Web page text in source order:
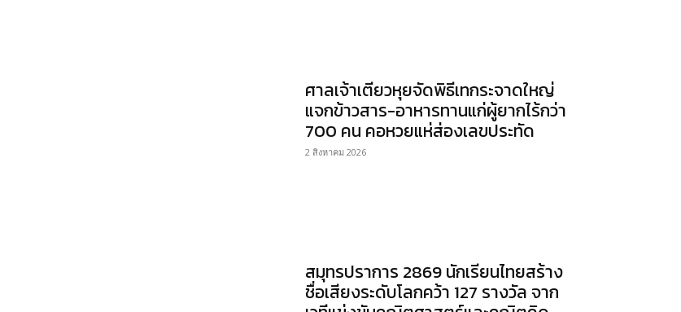
ศาลเจ้าเตียวหุยจัดพิธีเทกระจาดใหญ่
แจกข้าวสาร-อาหารทานแก่ผู้ยากไร้กว่า
700 คน คอหวยแห่ส่องเลขประทัด
2 สิงหาคม 2026
สมุทรปราการ 2869 นักเรียนไทยสร้าง
ชื่อเสียงระดับโลกคว้า 127 รางวัล จาก